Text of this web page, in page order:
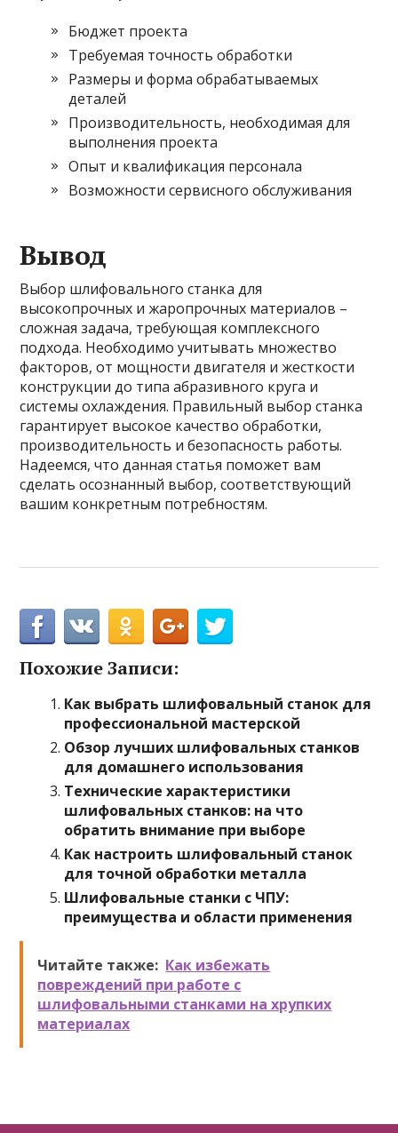
Бюджет проекта
Требуемая точность обработки
Размеры и форма обрабатываемых
деталей
Производительность, необходимая для
выполнения проекта
Опыт и квалификация персонала
Возможности сервисного обслуживания
Вывод
Выбор шлифовального станка для
высокопрочных и жаропрочных материалов –
сложная задача, требующая комплексного
подхода. Необходимо учитывать множество
факторов, от мощности двигателя и жесткости
конструкции до типа абразивного круга и
системы охлаждения. Правильный выбор станка
гарантирует высокое качество обработки,
производительность и безопасность работы.
Надеемся, что данная статья поможет вам
сделать осознанный выбор, соответствующий
вашим конкретным потребностям.
Похожие Записи:
Как выбрать шлифовальный станок для
профессиональной мастерской
Обзор лучших шлифовальных станков
для домашнего использования
Технические характеристики
шлифовальных станков: на что
обратить внимание при выборе
Как настроить шлифовальный станок
для точной обработки металла
Шлифовальные станки с ЧПУ:
преимущества и области применения
Читайте также: Как избежать
повреждений при работе с
шлифовальными станками на хрупких
материалах